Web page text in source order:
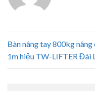
Bàn nâng tay 800kg nâng
1m hiệu TW-LIFTER Đài